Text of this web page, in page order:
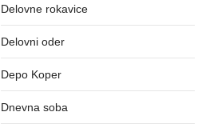
Delovne rokavice
Delovni oder
Depo Koper
Dnevna soba